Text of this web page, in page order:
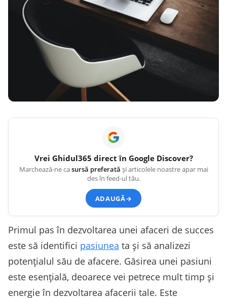
Vrei Ghidul365 direct în Google Discover?
Marchează-ne casursă preferată și articolele noastre apar mai
des în feed-ul tău.
ADAUGĂ→
Primul pas în dezvoltarea unei afaceri de succes
este să identifici pasiunea ta și să analizezi
potențialul său de afacere. Găsirea unei pasiuni
este esențială, deoarece vei petrece mult timp și
energie în dezvoltarea afacerii tale. Este